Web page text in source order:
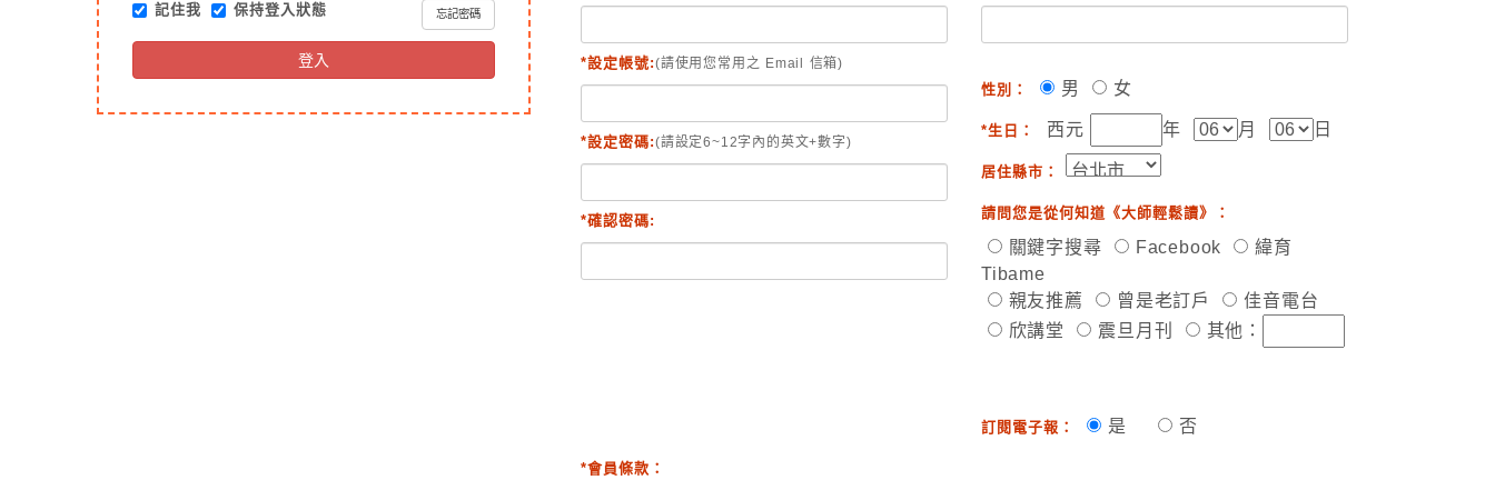
記住我 保持登入狀態 忘記密碼
登入 *設定帳號:(請使用您常用之 Email 信箱)
*設定密碼:(請設定6~12字內的英文+數字)
*確認密碼:
性別： 男 女
*生日： 西元 年 月 日
居住縣市：
請問您是從何知道《大師輕鬆讀》：
關鍵字搜尋 Facebook
緯育
Tibame
親友推薦
曾是老訂戶
佳音電台
欣講堂
震旦月刊 其他：
訂閱電子報： 是 否
*會員條款：